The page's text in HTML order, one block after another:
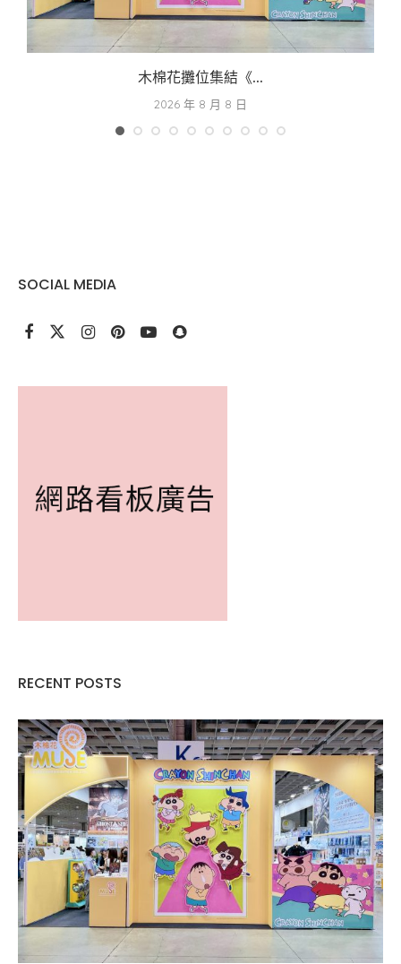
木棉花攤位集結《...
2026 年 8 月 8 日
SOCIAL MEDIA
RECENT POSTS